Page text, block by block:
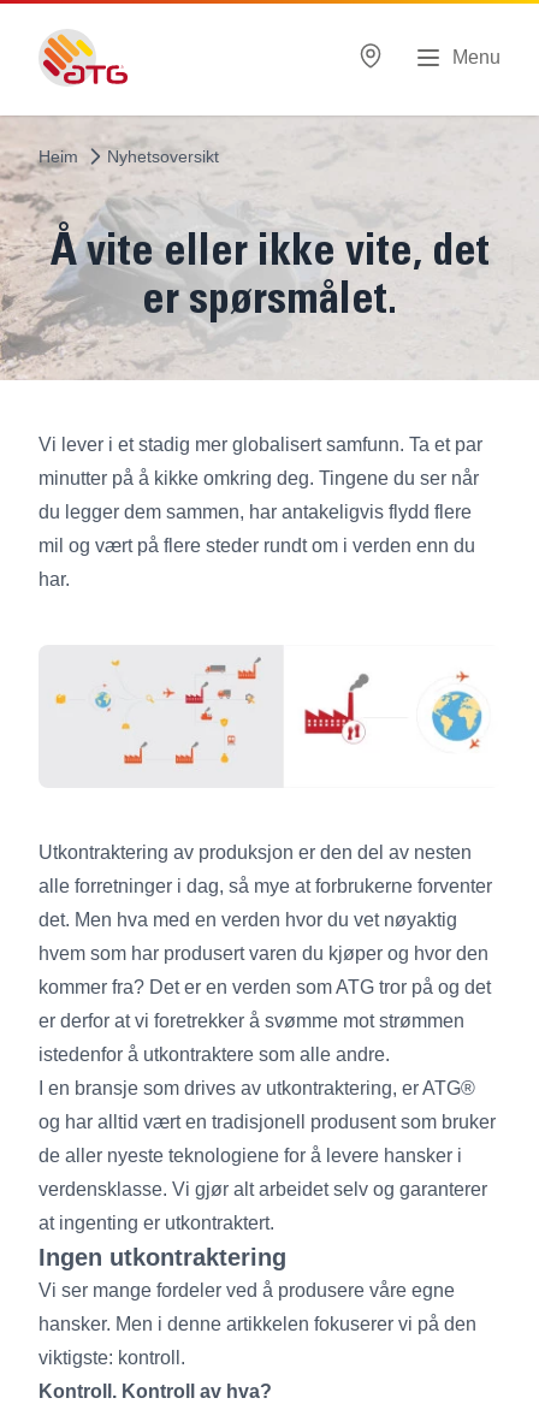
Menu
Heim Nyhetsoversikt
Å vite eller ikke vite, det
er spørsmålet.
Vi lever i et stadig mer globalisert samfunn. Ta et par
minutter på å kikke omkring deg. Tingene du ser når
du legger dem sammen, har antakeligvis flydd flere
mil og vært på flere steder rundt om i verden enn du
har.
Utkontraktering av produksjon er den del av nesten
alle forretninger i dag, så mye at forbrukerne forventer
det. Men hva med en verden hvor du vet nøyaktig
hvem som har produsert varen du kjøper og hvor den
kommer fra? Det er en verden som ATG tror på og det
er derfor at vi foretrekker å svømme mot strømmen
istedenfor å utkontraktere som alle andre.
I en bransje som drives av utkontraktering, er ATG®
og har alltid vært en tradisjonell produsent som bruker
de aller nyeste teknologiene for å levere hansker i
verdensklasse. Vi gjør alt arbeidet selv og garanterer
at ingenting er utkontraktert.
Ingen utkontraktering
Vi ser mange fordeler ved å produsere våre egne
hansker. Men i denne artikkelen fokuserer vi på den
viktigste: kontroll.
Kontroll. Kontroll av hva?